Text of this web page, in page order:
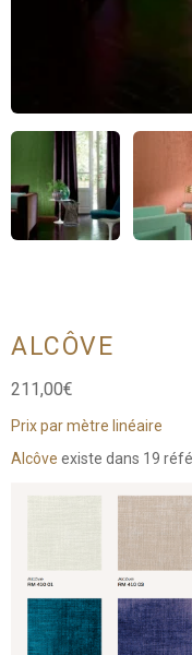
ALCÔVE
211,00€
Prix par mètre linéaire
Alcôve existe dans 19